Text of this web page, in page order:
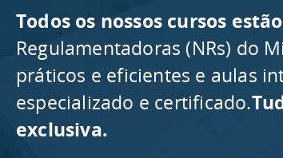
Todos os nossos cursos estão
Regulamentadoras (NRs) do
práticos e eficientes e aulas
especializado e certificado.
exclusiva.